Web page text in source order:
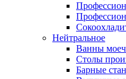
Нейтральное
Ванны
Столы
Барные